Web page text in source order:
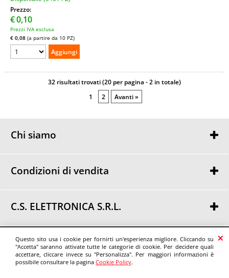
Questo sito usa i cookie per fornirti un'esperienza migliore. Cliccando su
"Accetta" saranno attivate tutte le categorie di cookie. Per decidere quali
accettare, cliccare invece su "Personalizza". Per maggiori informazioni è
possibile consultare la pagina Cookie Policy.
Prezzo:
€0,10
Prezzi IVA esclusa
€ 0,08 (a partire da 10 PZ)
32 risultati trovati (20 per pagina - 2 in totale)
1
2 Avanti »
Chi siamo
Condizioni di vendita
C.S. ELETTRONICA S.R.L.
Tel. 0546 46307 - Fax 0546 46371
P.IVA: 02219890395
info@cselettronica.net